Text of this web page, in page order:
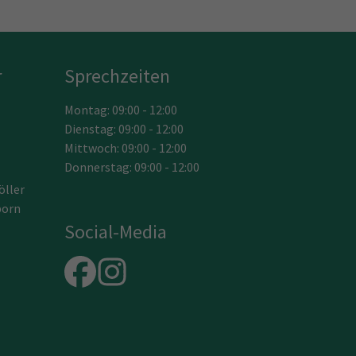
Sprechzeiten
Montag: 09:00 - 12:00
Dienstag: 09:00 - 12:00
Mittwoch: 09:00 - 12:00
Donnerstag: 09:00 - 12:00
Social-Media